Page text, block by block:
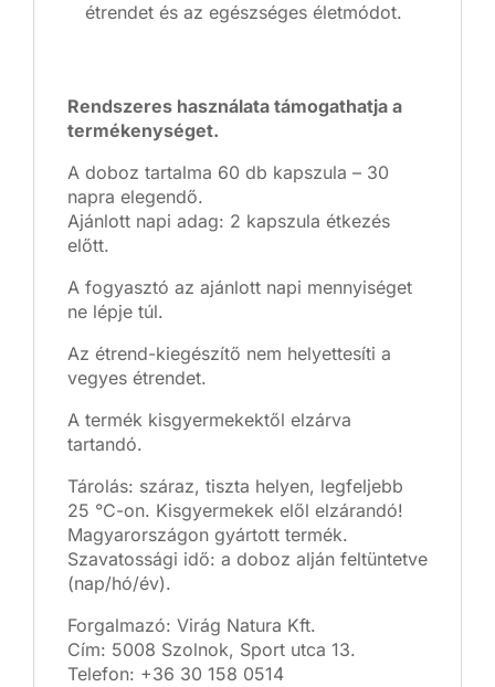
étrendet és az egészséges életmódot.
Rendszeres használata támogathatja a
termékenységet.
A doboz tartalma 60 db kapszula – 30
napra elegendő.
Ajánlott napi adag: 2 kapszula étkezés
előtt.
A fogyasztó az ajánlott napi mennyiséget
ne lépje túl.
Az étrend-kiegészítő nem helyettesíti a
vegyes étrendet.
A termék kisgyermekektől elzárva
tartandó.
Tárolás: száraz, tiszta helyen, legfeljebb
25 °C-on. Kisgyermekek elől elzárandó!
Magyarországon gyártott termék.
Szavatossági idő: a doboz alján feltüntetve
(nap/hó/év).
Forgalmazó: Virág Natura Kft.
Cím: 5008 Szolnok, Sport utca 13.
Telefon: +36 30 158 0514